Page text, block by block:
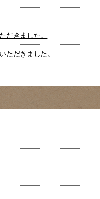
だきました。
ただきました。